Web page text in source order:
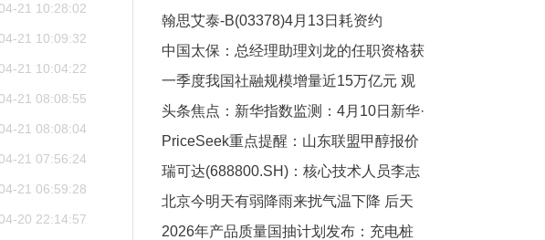
21 10:28:02
21 10:09:32
21 10:04:22
21 08:08:55
21 08:08:04
21 07:56:24
21 06:59:28
20 22:14:57
成为百姓致富“绿色银行”
翰思艾泰-B(03378)4月13日耗资约
128.79万港元回购4.3万股 今头条
中国太保：总经理助理刘龙的任职资格获
核准
一季度我国社融规模增量近15万亿元 观
焦点
头条焦点：新华指数监测：4月10日新华·
山东港口原油罐容活跃度指数波动上行
PriceSeek重点提醒：山东联盟甲醇报价
下调120元-焦点热文
瑞可达(688800.SH)：核心技术人员李志
萍辞职
北京今明天有弱降雨来扰气温下降 后天
将开启晴朗升温模式
2026年产品质量国抽计划发布：充电桩